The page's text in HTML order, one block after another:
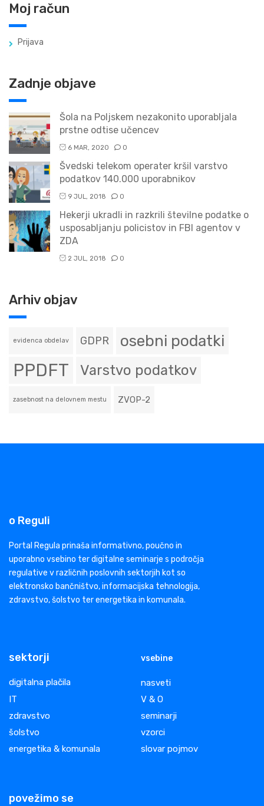
Moj račun
Prijava
Zadnje objave
Šola na Poljskem nezakonito uporabljala
prstne odtise učencev
6 MAR, 2020 0
Švedski telekom operater kršil varstvo
podatkov 140.000 uporabnikov
9 JUL, 2018 0
Hekerji ukradli in razkrili številne podatke o
usposabljanju policistov in FBI agentov v
ZDA
2 JUL, 2018 0
Arhiv objav
evidenca obdelav GDPR osebni podatki
PPDFT Varstvo podatkov
zasebnost na delovnem mestu ZVOP-2
o Reguli
Portal Regula prinaša informativno, poučno in
uporabno vsebino ter digitalne seminarje s področja
regulative v različnih poslovnih sektorjih kot so
elektronsko bančništvo, informacijska tehnologija,
zdravstvo, šolstvo ter energetika in komunala.
sektorji
digitalna plačila
IT
zdravstvo
šolstvo
energetika & komunala
vsebine
nasveti
V & O
seminarji
vzorci
slovar pojmov
povežimo se